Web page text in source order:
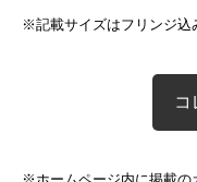
※記載サイズはフリンジ込
コ